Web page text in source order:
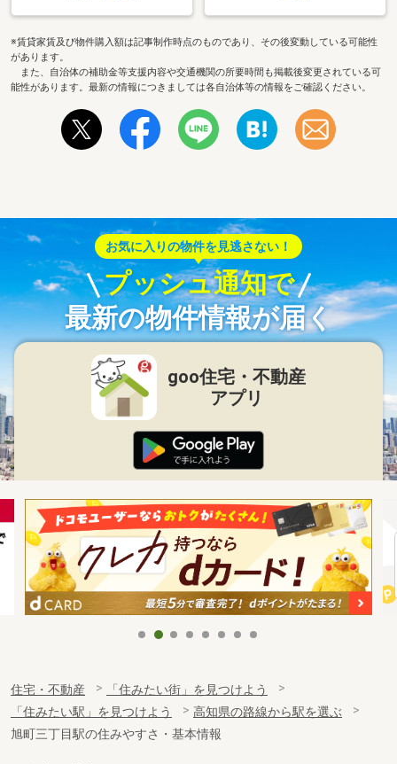
※賃貸家賃及び物件購入額は記事制作時点のものであり、その後変動している可能性
があります。
また、自治体の補助金等支援内容や交通機関の所要時間も掲載後変更されている可
能性があります。最新の情報につきましては各自治体等の情報をご確認ください。
お気に入りの物件を見逃さない！
プッシュ通知で
最新の物件情報が届く
goo住宅・不動産
アプリ
住宅・不動産
「住みたい街」を見つけよう
「住みたい駅」を見つけよう
高知県の路線から駅を選ぶ
旭町三丁目駅の住みやすさ・基本情報